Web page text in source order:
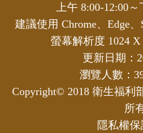
上午 8:00-12:00
建議使用 Chrome、Edge
螢幕解析度 1024
更新日期：
瀏覽人數：
Copyright© 2018 衛生福利
所
隱私權